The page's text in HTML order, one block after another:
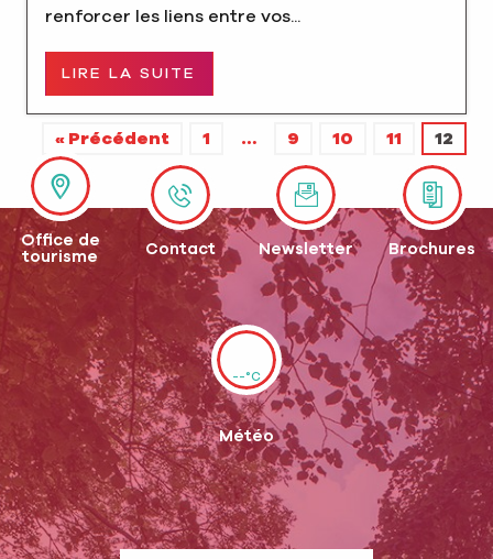
renforcer les liens entre vos...
LIRE LA SUITE
« Précédent 1 … 9 10 11 12
Office de
tourisme
Contact Newsletter Brochures
--°C
Météo